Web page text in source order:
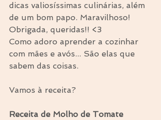
dicas valiosíssimas culinárias, além
de um bom papo. Maravilhoso!
Obrigada, queridas!! <3
Como adoro aprender a cozinhar
com mães e avós... São elas que
sabem das coisas.
Vamos à receita?
Receita de Molho de Tomate